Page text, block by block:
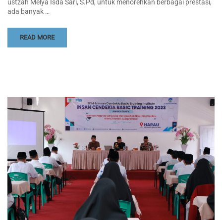
ustzah Melya Isda Sari, S.Pd, untuk menorehkan berbagai prestasi,
ada banyak …
READ MORE